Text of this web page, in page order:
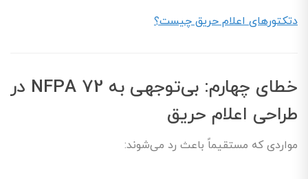
دتکتورهای اعلام حریق چیست؟
خطای چهارم: بی‌توجهی به NFPA 72 در
طراحی اعلام حریق
مواردی که مستقیماً باعث رد می‌شوند: